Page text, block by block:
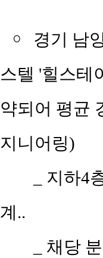
￮
경기 남
스텔 '힐스테
약되어 평균
지니어링)
_ 지하
계..
_ 채당